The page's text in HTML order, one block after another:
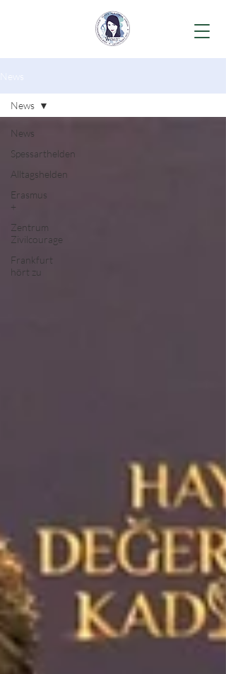
News
News
Spessarthelden
Alltagshelden
Erasmus
+
Zentrum
Zivilcourage
Frankfurt
hört zu
News